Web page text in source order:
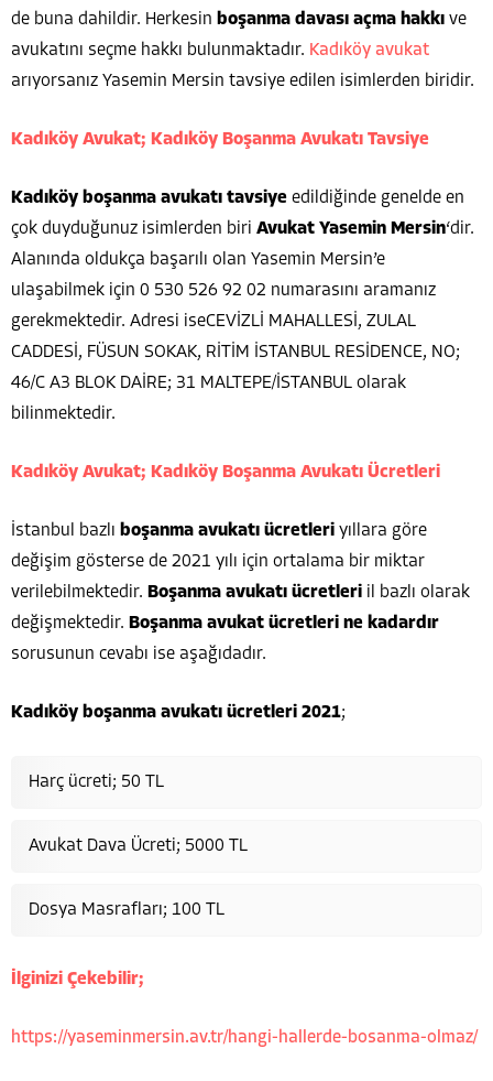
de buna dahildir. Herkesin boşanma davası açma hakkı ve
avukatını seçme hakkı bulunmaktadır. Kadıköy avukat
arıyorsanız Yasemin Mersin tavsiye edilen isimlerden biridir.
Kadıköy Avukat; Kadıköy Boşanma Avukatı Tavsiye
Kadıköy boşanma avukatı tavsiye edildiğinde genelde en
çok duyduğunuz isimlerden biri Avukat Yasemin Mersin‘dir.
Alanında oldukça başarılı olan Yasemin Mersin’e
ulaşabilmek için 0 530 526 92 02 numarasını aramanız
gerekmektedir. Adresi iseCEVİZLİ MAHALLESİ, ZULAL
CADDESİ, FÜSUN SOKAK, RİTİM İSTANBUL RESİDENCE, NO;
46/C A3 BLOK DAİRE; 31 MALTEPE/İSTANBUL olarak
bilinmektedir.
Kadıköy Avukat; Kadıköy Boşanma Avukatı Ücretleri
İstanbul bazlı boşanma avukatı ücretleri yıllara göre
değişim gösterse de 2021 yılı için ortalama bir miktar
verilebilmektedir. Boşanma avukatı ücretleri il bazlı olarak
değişmektedir. Boşanma avukat ücretleri ne kadardır
sorusunun cevabı ise aşağıdadır.
Kadıköy boşanma avukatı ücretleri 2021;
Harç ücreti; 50 TL
Avukat Dava Ücreti; 5000 TL
Dosya Masrafları; 100 TL
İlginizi Çekebilir;
https://yaseminmersin.av.tr/hangi-hallerde-bosanma-olmaz/